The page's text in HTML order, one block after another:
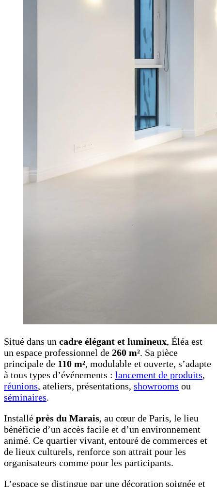
Situé dans un cadre élégant et lumineux, Éléa est
un espace professionnel de 260 m². Sa pièce
principale de 110 m², modulable et ouverte, s’adapte
à tous types d’événements : lancement de produits,
réunions, ateliers, présentations, showrooms ou
séminaires.
Installé près du Marais, au cœur de Paris, le lieu
bénéficie d’un accès facile et d’un environnement
animé. Ce quartier vivant, entouré de commerces et
de lieux culturels, renforce son attrait pour les
organisateurs comme pour les participants.
L’espace se distingue par une décoration soignée et